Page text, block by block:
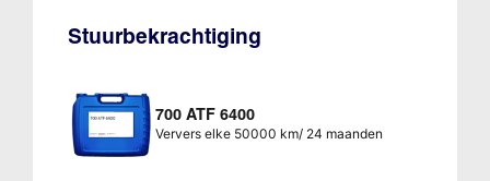
Stuurbekrachtiging
700 ATF 6400
Ververs elke 50000 km/ 24 maanden